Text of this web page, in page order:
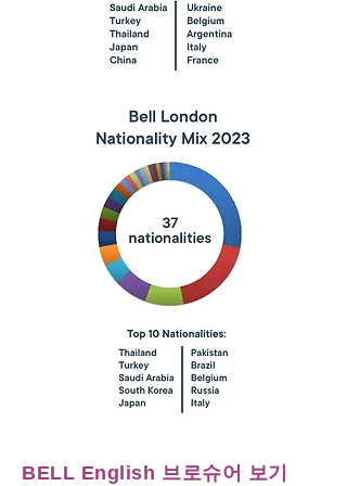
BELL English 브로슈어 보기